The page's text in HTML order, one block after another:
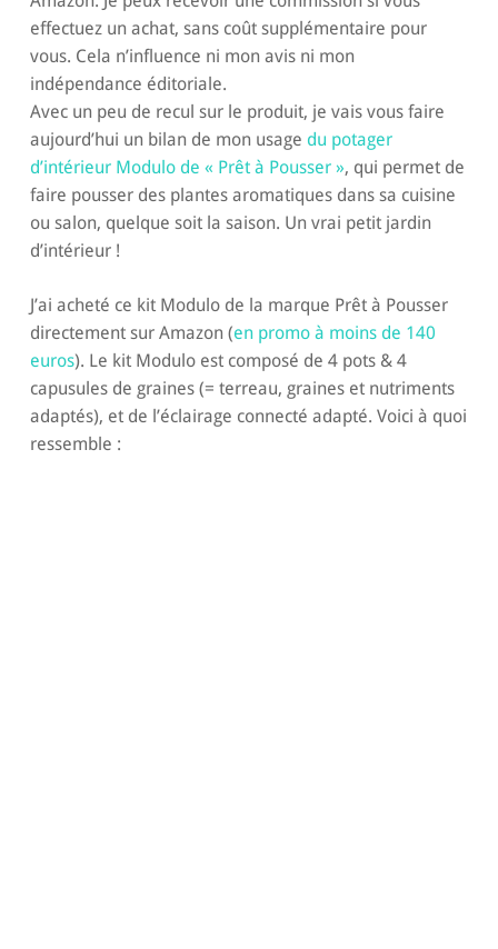
effectuez un achat, sans coût supplémentaire pour
vous. Cela n’influence ni mon avis ni mon
indépendance éditoriale.
Avec un peu de recul sur le produit, je vais vous faire
aujourd’hui un bilan de mon usage du potager
d’intérieur Modulo de « Prêt à Pousser », qui permet de
faire pousser des plantes aromatiques dans sa cuisine
ou salon, quelque soit la saison. Un vrai petit jardin
d’intérieur !
J’ai acheté ce kit Modulo de la marque Prêt à Pousser
directement sur Amazon (en promo à moins de 140
euros). Le kit Modulo est composé de 4 pots & 4
capusules de graines (= terreau, graines et nutriments
adaptés), et de l’éclairage connecté adapté. Voici à quoi
ressemble :